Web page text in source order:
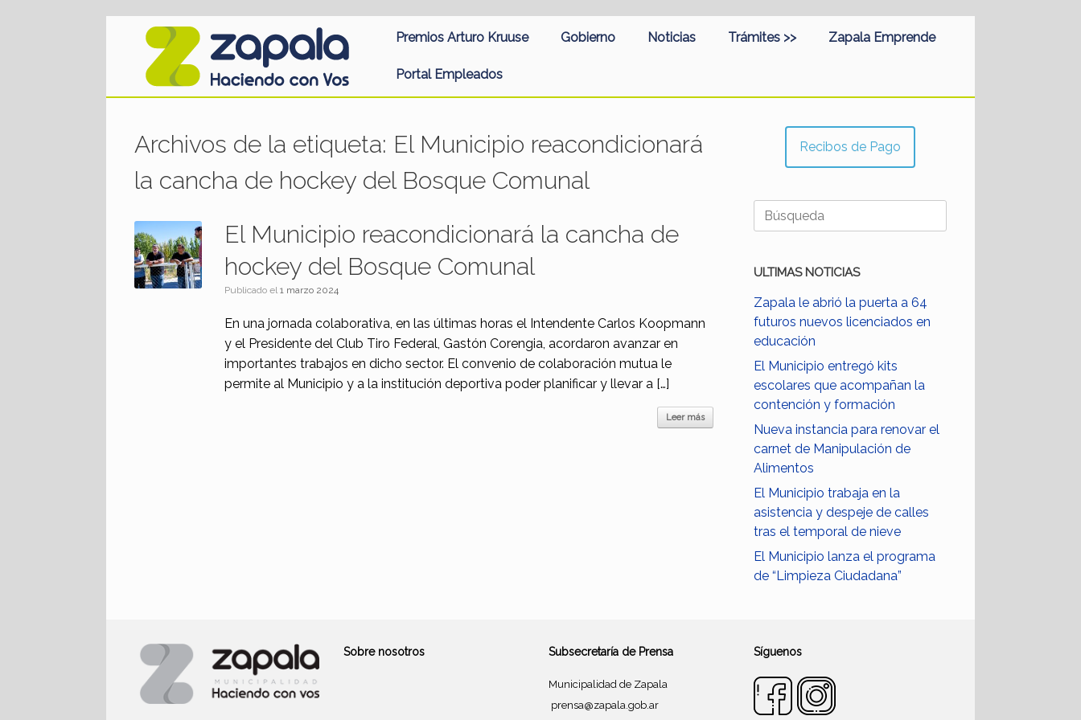
Premios Arturo Kruuse Gobierno Noticias Trámites >> Zapala Emprende
Portal Empleados
Archivos de la etiqueta: El Municipio reacondicionará
la cancha de hockey del Bosque Comunal
El Municipio reacondicionará la cancha de
hockey del Bosque Comunal
Publicado el1 marzo 2024
En una jornada colaborativa, en las últimas horas el Intendente Carlos Koopmann
y el Presidente del Club Tiro Federal, Gastón Corengia, acordaron avanzar en
importantes trabajos en dicho sector. El convenio de colaboración mutua le
permite al Municipio y a la institución deportiva poder planificar y llevar a […]
Leer más
Recibos de Pago
Buscar:
ULTIMAS NOTICIAS
Zapala le abrió la puerta a 64
futuros nuevos licenciados en
educación
El Municipio entregó kits
escolares que acompañan la
contención y formación
Nueva instancia para renovar el
carnet de Manipulación de
Alimentos
El Municipio trabaja en la
asistencia y despeje de calles
tras el temporal de nieve
El Municipio lanza el programa
de “Limpieza Ciudadana”
Sobre nosotros Subsecretaría de Prensa
Municipalidad de Zapala
prensa@zapala.gob.ar
Síguenos